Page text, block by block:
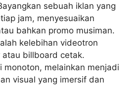
sebuah iklan yang
jam, menyesuaikan
bahkan promo musiman.
kelebihan videotron
billboard cetak.
monoton, melainkan menjadi
visual yang imersif dan